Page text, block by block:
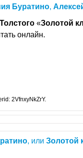
Буратино,
Толстого «Золотой
онлайн.
2VfnxyNkZrY.
, или Золотой